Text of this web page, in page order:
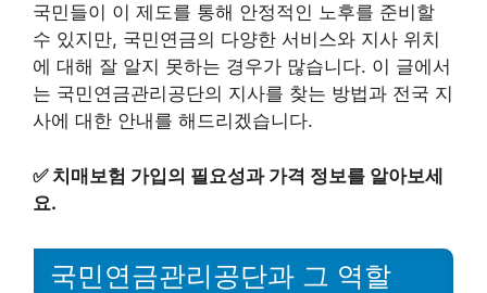
국민들이 이 제도를 통해 안정적인 노후를 준비할
수 있지만, 국민연금의 다양한 서비스와 지사 위치
에 대해 잘 알지 못하는 경우가 많습니다. 이 글에서
는 국민연금관리공단의 지사를 찾는 방법과 전국 지
사에 대한 안내를 해드리겠습니다.
✅ 치매보험 가입의 필요성과 가격 정보를 알아보세
요.
국민연금관리공단과 그 역할